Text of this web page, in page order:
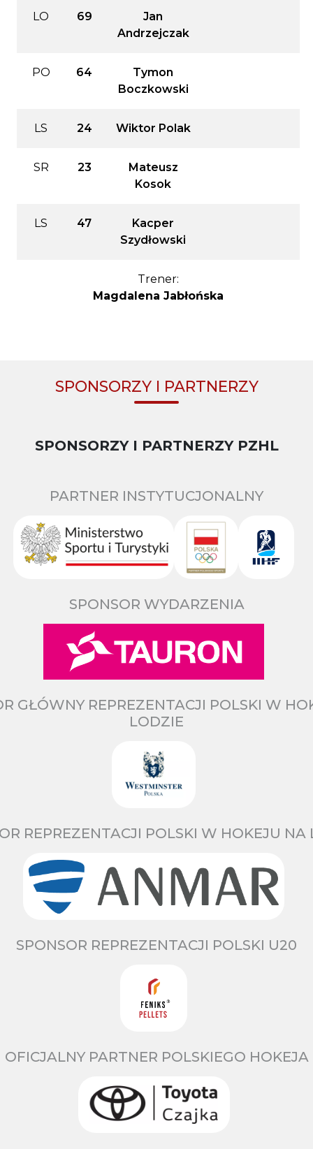
LO 69
Jan
Andrzejczak
PO 64
Tymon
Boczkowski
LS 24 Wiktor Polak
SR 23
Mateusz
Kosok
LS 47
Kacper
Szydłowski
Trener:
Magdalena Jabłońska
SPONSORZY I PARTNERZY
SPONSORZY I PARTNERZY PZHL
PARTNER INSTYTUCJONALNY
SPONSOR WYDARZENIA
GŁÓWNY REPREZENTACJI POLSKI W
LODZIE
REPREZENTACJI POLSKI W HOKEJU NA
SPONSOR REPREZENTACJI POLSKI U20
OFICJALNY PARTNER POLSKIEGO HOKEJA